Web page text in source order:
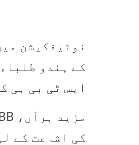
کے ہندو
ایس ٹی بی بی
کی اشاعت کے